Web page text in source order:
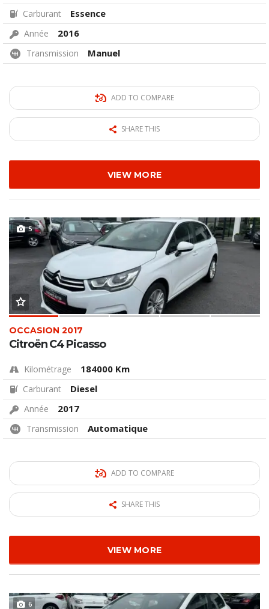
Carburant Essence
Année 2016
Transmission Manuel
ADD TO COMPARE
SHARE THIS
VIEW MORE
5
OCCASION 2017
Citroën C4 Picasso
Kilométrage 184000 Km
Carburant Diesel
Année 2017
Transmission Automatique
ADD TO COMPARE
SHARE THIS
VIEW MORE
6